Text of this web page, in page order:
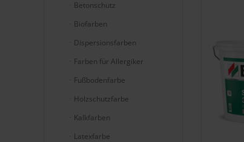
Betonschutz
Biofarben
Dispersionsfarben
Farben für Allergiker
Fußbodenfarbe
Holzschutzfarbe
Kalkfarben
Latexfarbe